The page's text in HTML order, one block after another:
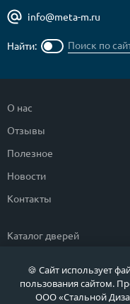
info@meta-m.ru
Найти:
О нас
Отзывы
Полезное
Новости
Контакты
Каталог дверей
Популярные двери
🍪 Сайт использует
пользования сайтом.
ООО «Стальной